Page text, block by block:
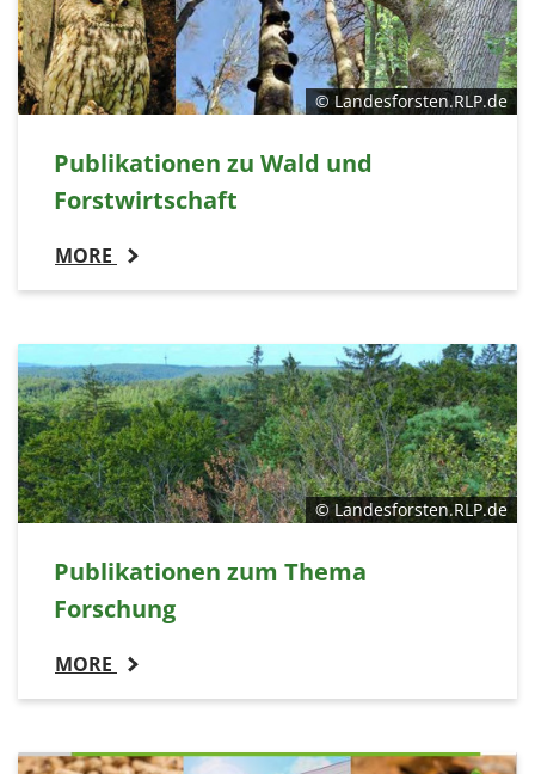
© Landesforsten.RLP.de
Publikationen zu Wald und
Forstwirtschaft
MORE
© Landesforsten.RLP.de
Publikationen zum Thema
Forschung
MORE